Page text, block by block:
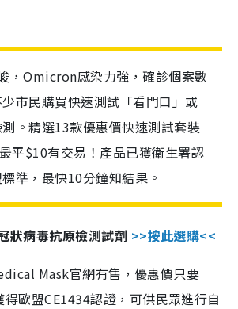
，Omicron感染力強，確診個案數
市民購買快速測試「看門口」或
。精選13款優惠價快速測試套裝
平$10有交易！產品已獲衛生署認
準，最快10分鐘知結果。
狀病毒抗原檢測試劑 >>按此選購<<
Mask官網有售，優惠價只要
歐盟CE1434認證，可供民眾進行自